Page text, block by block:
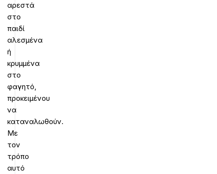
αρεστά
στο
παιδί
αλεσμένα
ή
κρυμμένα
στο
φαγητό,
προκειμένου
να
καταναλωθούν.
Με
τον
τρόπο
αυτό